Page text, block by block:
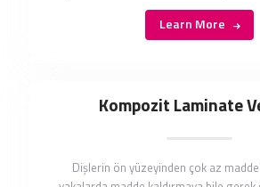
Learn More
Kompozit Laminate
Dişlerin ön yüzeyinden çok az madde